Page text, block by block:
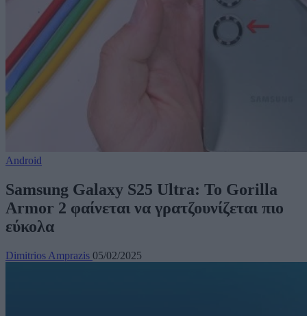
Android
Samsung Galaxy S25 Ultra: Το Gorilla
Armor 2 φαίνεται να γρατζουνίζεται πιο
εύκολα
Dimitrios Amprazis 05/02/2025